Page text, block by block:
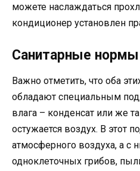
можете наслаждаться
кондиционер установлен
Санитарные нормы
Важно отметить, что оба
обладают специальным
влага – конденсат или же
остужается воздух. В этот
атмосферного воздуха, а с
одноклеточных грибов,